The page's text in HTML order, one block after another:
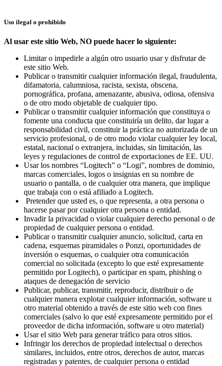
Uso ilegal o prohibido
Al usar este sitio Web, NO puede hacer lo siguiente:
Limitar o impedirle a algún otro usuario usar y disfrutar de
este sitio Web.
Publicar o transmitir cualquier información ilegal, fraudulenta,
difamatoria, calumniosa, racista, sexista, obscena,
pornográfica, profana, amenazante, abusiva, odiosa, ofensiva
o de otro modo objetable de cualquier tipo.
Publicar o transmitir cualquier información que constituya o
fomente una conducta que constituiría un delito, dar lugar a
responsabilidad civil, constituir la práctica no autorizada de un
servicio profesional, o de otro modo violar cualquier ley local,
estatal, nacional o extranjera, incluidas, sin limitación, las
leyes y regulaciones de control de exportaciones de EE. UU.
Usar los nombres “Logitech” o “Logi”, nombres de dominio,
marcas comerciales, logos o insignias en su nombre de
usuario o pantalla, o de cualquier otra manera, que implique
que trabaja con o está afiliado a Logitech.
Pretender que usted es, o que representa, a otra persona o
hacerse pasar por cualquier otra persona o entidad.
Invadir la privacidad o violar cualquier derecho personal o de
propiedad de cualquier persona o entidad.
Publicar o transmitir cualquier anuncio, solicitud, carta en
cadena, esquemas piramidales o Ponzi, oportunidades de
inversión o esquemas, o cualquier otra comunicación
comercial no solicitada (excepto lo que esté expresamente
permitido por Logitech), o participar en spam, phishing o
ataques de denegación de servicio
Publicar, publicar, transmitir, reproducir, distribuir o de
cualquier manera explotar cualquier información, software u
otro material obtenido a través de este sitio web con fines
comerciales (salvo lo que esté expresamente permitido por el
proveedor de dicha información, software u otro material)
Usar el sitio Web para generar tráfico para otros sitios.
Infringir los derechos de propiedad intelectual o derechos
similares, incluidos, entre otros, derechos de autor, marcas
registradas y patentes, de cualquier persona o entidad